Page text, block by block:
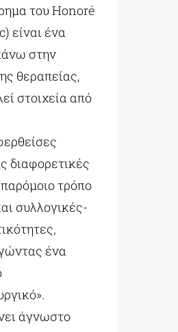
του Honoré
είναι ένα
στην
θεραπείας,
στοιχεία από
διαφορετικές
τρόπο
συλλογικές-
ένα
άγνωστο